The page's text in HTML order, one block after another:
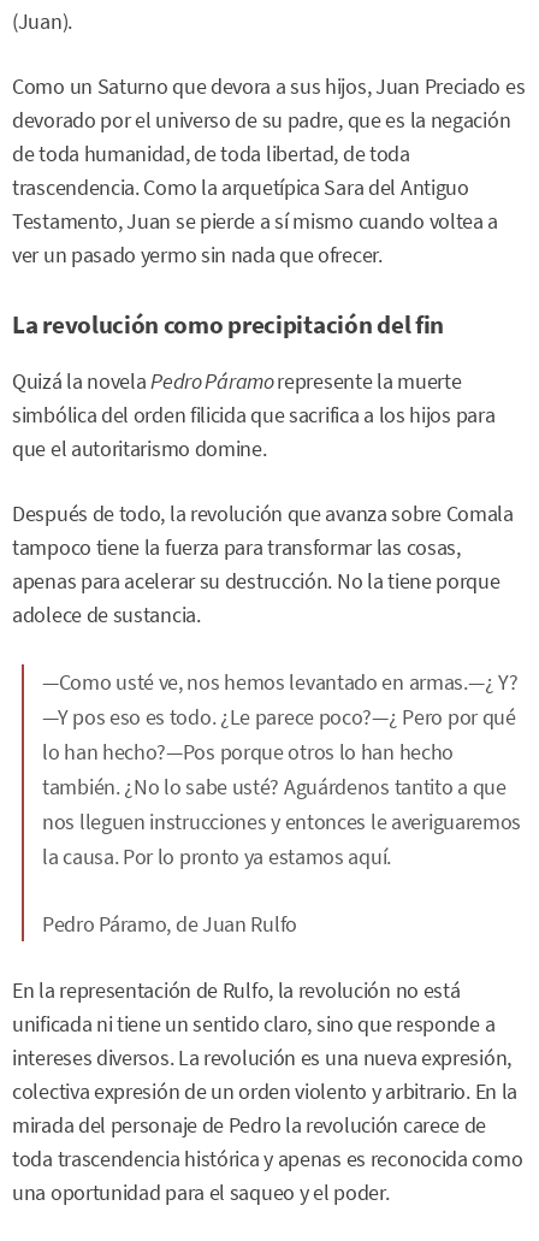
(Juan).
Como un Saturno que devora a sus hijos, Juan Preciado es
devorado por el universo de su padre, que es la negación
de toda humanidad, de toda libertad, de toda
trascendencia. Como la arquetípica Sara del Antiguo
Testamento, Juan se pierde a sí mismo cuando voltea a
ver un pasado yermo sin nada que ofrecer.
La revolución como precipitación del fin
Quizá la novelaPedro Páramorepresente la muerte
simbólica del orden filicida que sacrifica a los hijos para
que el autoritarismo domine.
Después de todo, la revolución que avanza sobre Comala
tampoco tiene la fuerza para transformar las cosas,
apenas para acelerar su destrucción. No la tiene porque
adolece de sustancia.
—Como usté ve, nos hemos levantado en armas.—¿ Y?
—Y pos eso es todo. ¿Le parece poco?—¿ Pero por qué
lo han hecho?—Pos porque otros lo han hecho
también. ¿No lo sabe usté? Aguárdenos tantito a que
nos lleguen instrucciones y entonces le averiguaremos
la causa. Por lo pronto ya estamos aquí.
Pedro Páramo, de Juan Rulfo
En la representación de Rulfo, la revolución no está
unificada ni tiene un sentido claro, sino que responde a
intereses diversos. La revolución es una nueva expresión,
colectiva expresión de un orden violento y arbitrario. En la
mirada del personaje de Pedro la revolución carece de
toda trascendencia histórica y apenas es reconocida como
una oportunidad para el saqueo y el poder.